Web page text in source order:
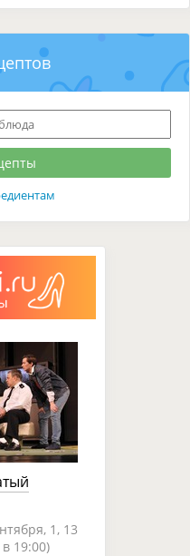
1, 13
19:00)